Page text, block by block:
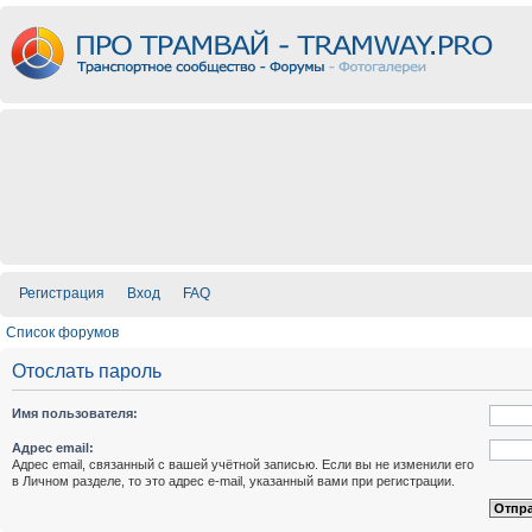
Регистрация Вход FAQ
Список форумов
Отослать пароль
Имя пользователя:
Адрес email:
Адрес email, связанный с вашей учётной записью. Если вы не изменили его
в Личном разделе, то это адрес e-mail, указанный вами при регистрации.